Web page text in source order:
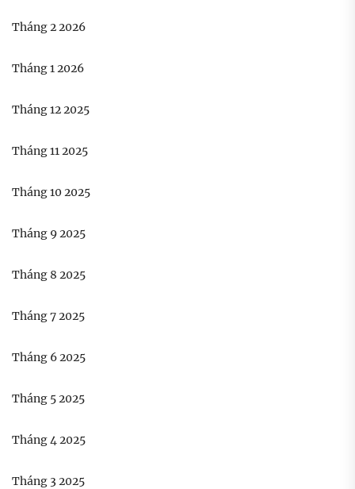
Tháng 2 2026
Tháng 1 2026
Tháng 12 2025
Tháng 11 2025
Tháng 10 2025
Tháng 9 2025
Tháng 8 2025
Tháng 7 2025
Tháng 6 2025
Tháng 5 2025
Tháng 4 2025
Tháng 3 2025